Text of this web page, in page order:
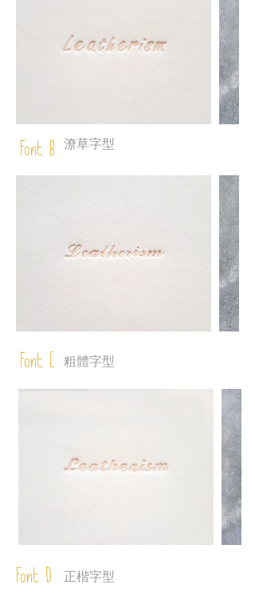
Font B 潦草字型
Font C 粗體字型
Font D 正楷字型